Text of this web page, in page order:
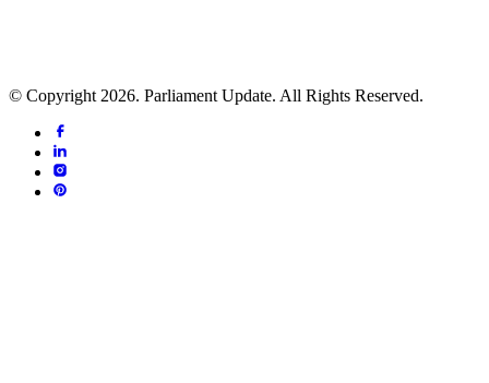
© Copyright 2026. Parliament Update. All Rights Reserved.